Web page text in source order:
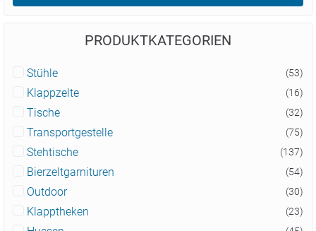
PRODUKTKATEGORIEN
Stühle (53)
Klappzelte (16)
Tische (32)
Transportgestelle (75)
Stehtische (137)
Bierzeltgarnituren (54)
Outdoor (30)
Klapptheken (23)